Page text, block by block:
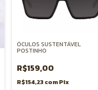
ÓCULOS SUSTENTÁVEL
POSTINHO
R$159,00
R$154,23comPix